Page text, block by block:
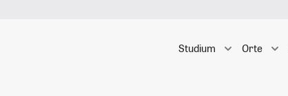
Studium Orte